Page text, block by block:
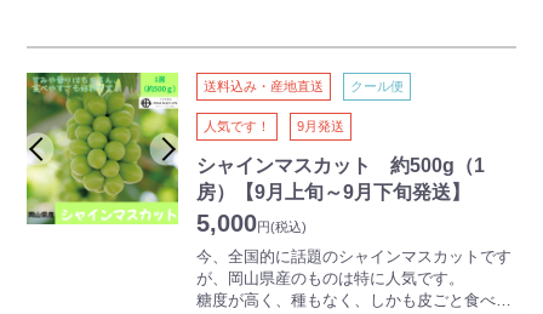
い人気を誇る岡山県の定番の特産ぶどうで
す。
味が濃く、皮ばなれもよいことから、食べや
すく、子どもからご年配の方まで人気があり
ます。
送料込み・産地直送 クール便
人気です！ 9月発送
シャインマスカット 約500g（1
房）【9月上旬～9月下旬発送】
5,000円(税込)
今、全国的に話題のシャインマスカットです
が、岡山県産のものは特に人気です。
糖度が高く、種もなく、しかも皮ごと食べら